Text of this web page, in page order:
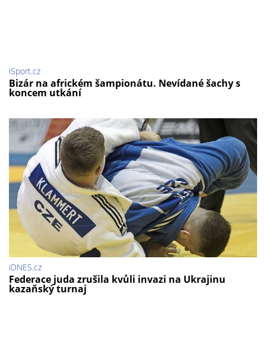
iSport.cz
Bizár na africkém šampionátu. Nevídané šachy s
koncem utkání
iDNES.cz
Federace juda zrušila kvůli invazi na Ukrajinu
kazaňský turnaj